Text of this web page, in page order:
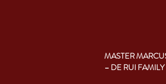
MASTER
– DE RUI FAMILY